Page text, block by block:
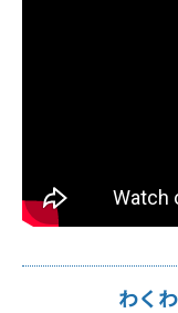
わく